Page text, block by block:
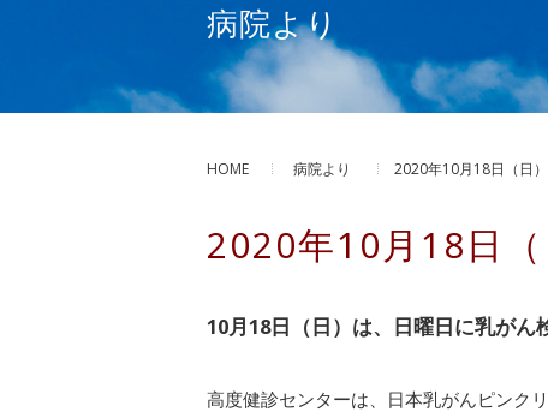
病院より
HOME 病院より 2020年10月18日（日
2020年10月18日
10月18日（日）は、日曜日に乳がん
高度健診センターは、日本乳がんピンク